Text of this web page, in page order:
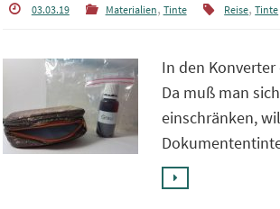
03.03.19 Materialien, Tinte Reise,Tinte
In den
Da muß man
einschränken,